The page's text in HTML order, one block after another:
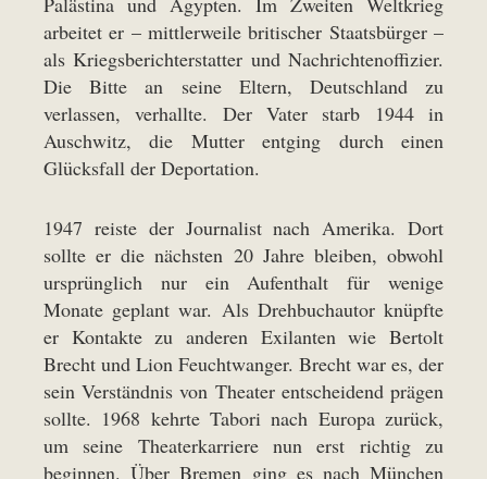
arbeitet er – mittlerweile britischer Staatsbürger –
als Kriegsberichterstatter und Nachrichtenoffizier.
Die Bitte an seine Eltern, Deutschland zu
verlassen, verhallte. Der Vater starb 1944 in
Auschwitz, die Mutter entging durch einen
Glücksfall der Deportation.
1947 reiste der Journalist nach Amerika. Dort
sollte er die nächsten 20 Jahre bleiben, obwohl
ursprünglich nur ein Aufenthalt für wenige
Monate geplant war. Als Drehbuchautor knüpfte
er Kontakte zu anderen Exilanten wie Bertolt
Brecht und Lion Feuchtwanger. Brecht war es, der
sein Verständnis von Theater entscheidend prägen
sollte. 1968 kehrte Tabori nach Europa zurück,
um seine Theaterkarriere nun erst richtig zu
beginnen. Über Bremen ging es nach München